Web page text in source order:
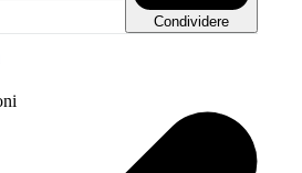
Condividere